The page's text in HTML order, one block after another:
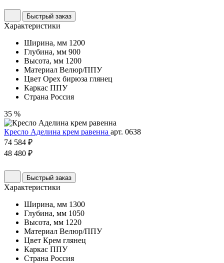
Быстрый заказ
Характеристики
Ширина, мм 1200
Глубина, мм 900
Высота, мм 1200
Материал Велюр/ППУ
Цвет Орех бирюза глянец
Каркас ППУ
Страна Россия
35 %
Кресло Аделина крем равенна арт. 0638
74 584 ₽
48 480 ₽
Быстрый заказ
Характеристики
Ширина, мм 1300
Глубина, мм 1050
Высота, мм 1220
Материал Велюр/ППУ
Цвет Крем глянец
Каркас ППУ
Страна Россия